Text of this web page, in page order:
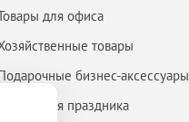
для офиса
товары
бизнес-аксессуары
Товары для праздника